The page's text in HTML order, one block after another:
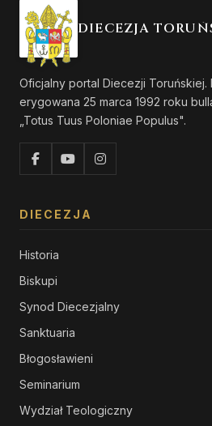
DIECEZJA
Oficjalny portal Diecezji Toruńskiej.
erygowana 25 marca 1992 roku
„Totus Tuus Poloniae Populus".
DIECEZJA
Historia
Biskupi
Synod Diecezjalny
Sanktuaria
Błogosławieni
Seminarium
Wydział Teologiczny